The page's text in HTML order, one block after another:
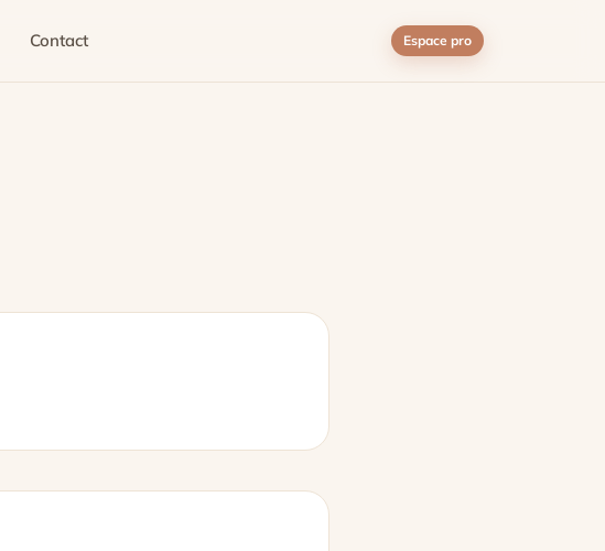
Contact Espace pro